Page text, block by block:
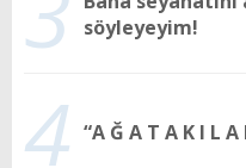
söyleyeyim!
4 “A Ğ A T A K I L A